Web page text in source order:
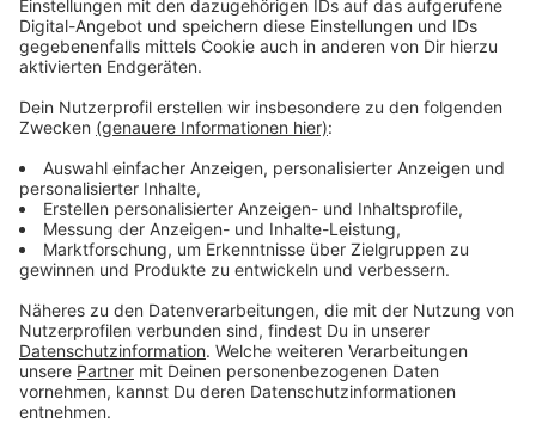
Immer auf dem Laufenden
bleiben!
Verpass' nichts mehr - mit unserem kostenlosen
ANTENNE BAYERN Newsletter. Ob Nachrichten,
Lifestyle oder unsere neuesten Aktionen - wir
informieren dich.
Zum Newsletter anmelden
Du möchtest uns etwas sagen?